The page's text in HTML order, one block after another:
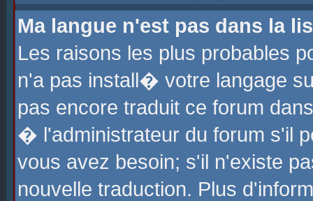
Ma langue n'est pas dans la
Les raisons les plus probables
n'a pas install� votre langage
pas encore traduit ce forum
� l'administrateur du forum s'il
vous avez besoin; s'il n'existe
nouvelle traduction. Plus